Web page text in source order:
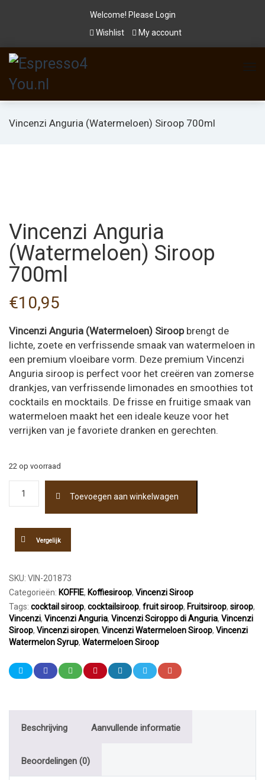
Welcome! Please
Login
Wishlist
My account
Vincenzi Anguria (Watermeloen) Siroop 700ml
Vincenzi Anguria
(Watermeloen) Siroop
700ml
€10,95
Vincenzi Anguria (Watermeloen) Siroopbrengt de
lichte, zoete en verfrissende smaak van watermeloen in
een premium vloeibare vorm. Deze premium Vincenzi
Anguria siroop is perfect voor het creëren van zomerse
drankjes, van verfrissende limonades en smoothies tot
cocktails en mocktails. De frisse en fruitige smaak van
watermeloen maakt het een ideale keuze voor het
verrijken van je favoriete dranken en gerechten.
22 op voorraad
Anguria
(Watermeloen)
aantal
Toevoegen aan winkelwagen
Vergelijk
SKU: VIN-201873
Categorieën: KOFFIE, Koffiesiroop, Vincenzi Siroop
Tags: cocktail siroop, cocktailsiroop, fruit siroop, Fruitsiroop, siroop,
Vincenzi, Vincenzi Anguria, Vincenzi Sciroppo di Anguria, Vincenzi
Siroop, Vincenzi siropen, Vincenzi Watermeloen Siroop, Vincenzi
Watermelon Syrup, Watermeloen Siroop
Beschrijving Aanvullende informatie
Beoordelingen (0)